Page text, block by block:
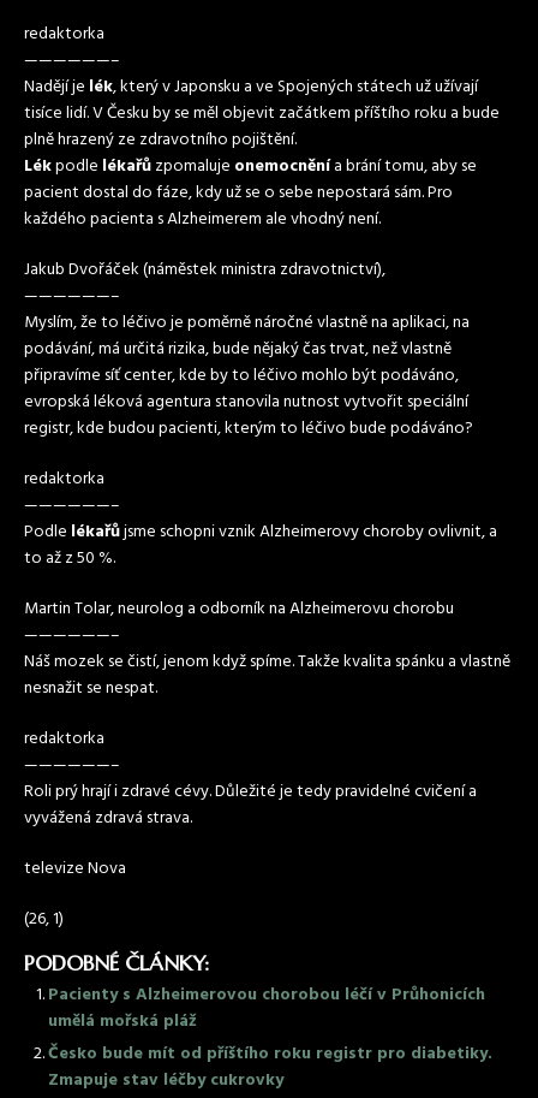
redaktorka
——————–
Nadějí je lék, který v Japonsku a ve Spojených státech už užívají
tisíce lidí. V Česku by se měl objevit začátkem příštího roku a bude
plně hrazený ze zdravotního pojištění.
Lékpodle lékařůzpomaluje onemocněnía brání tomu, aby se
pacient dostal do fáze, kdy už se o sebe nepostará sám. Pro
každého pacienta s Alzheimerem ale vhodný není.
Jakub Dvořáček (náměstek ministra zdravotnictví),
——————–
Myslím, že to léčivo je poměrně náročné vlastně na aplikaci, na
podávání, má určitá rizika, bude nějaký čas trvat, než vlastně
připravíme síť center, kde by to léčivo mohlo být podáváno,
evropská léková agentura stanovila nutnost vytvořit speciální
registr, kde budou pacienti, kterým to léčivo bude podáváno?
redaktorka
——————–
Podle lékařůjsme schopni vznik Alzheimerovy choroby ovlivnit, a
to až z 50 %.
Martin Tolar, neurolog a odborník na Alzheimerovu chorobu
——————–
Náš mozek se čistí, jenom když spíme. Takže kvalita spánku a vlastně
nesnažit se nespat.
redaktorka
——————–
Roli prý hrají i zdravé cévy. Důležité je tedy pravidelné cvičení a
vyvážená zdravá strava.
televize Nova
(26, 1)
PODOBNÉ ČLÁNKY:
Pacienty s Alzheimerovou chorobou léčí v Průhonicích
umělá mořská pláž
Česko bude mít od příštího roku registr pro diabetiky.
Zmapuje stav léčby cukrovky